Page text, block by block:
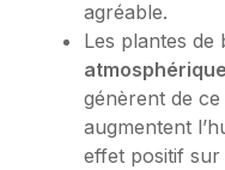
agréable.
Les plantes de
génèrent de ce
augmentent
effet positif